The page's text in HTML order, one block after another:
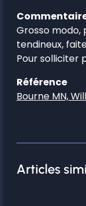
Grosso
tendineux,
Pour solliciter
Référence
Bourne MN,
Articles